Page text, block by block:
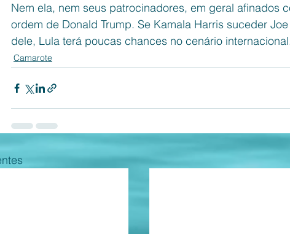
Nem ela, nem seus patrocinadores, em geral afinados
ordem de Donald Trump. Se Kamala Harris suceder
dele, Lula terá poucas chances no cenário
Camarote